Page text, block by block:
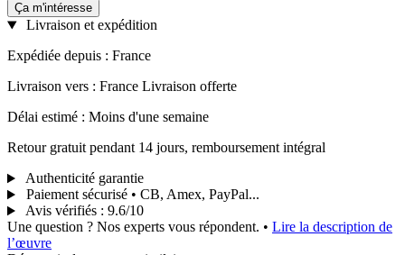
Ça m'intéresse
Livraison et expédition
Expédiée depuis : France
Livraison vers : France Livraison offerte
Délai estimé : Moins d'une semaine
Retour gratuit pendant 14 jours, remboursement intégral
Authenticité garantie
Paiement sécurisé • CB, Amex, PayPal...
Avis vérifiés : 9.6/10
Une question ? Nos experts vous répondent. • Lire la description de
l’œuvre